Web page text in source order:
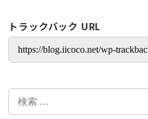
トラックバック URL
索